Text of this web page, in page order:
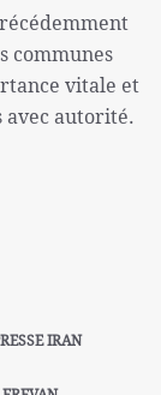
communes
vitale et
avec autorité.
IRAN